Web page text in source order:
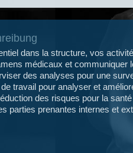
dans la structure, vos
médicaux et communiquer
des analyses pour une
travail pour analyser et
des risques pour la
parties prenantes internes et